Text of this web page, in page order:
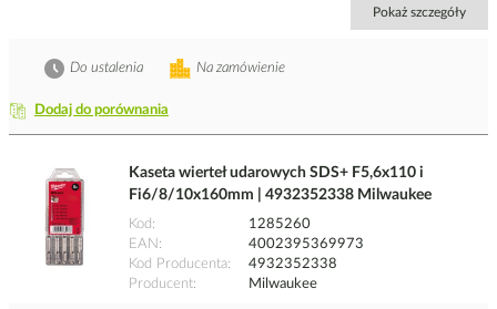
Pokaż szczegóły
Dodaj do porównania
Na zamówienie
Do ustalenia
Kaseta wierteł udarowych SDS+ F5,6x110 i
Fi6/8/10x160mm | 4932352338 Milwaukee
Kod
1285260
EAN
4002395369973
Kod Producenta
4932352338
Producent
Milwaukee